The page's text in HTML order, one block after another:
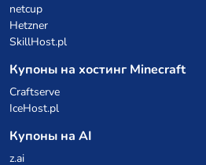
netcup
Hetzner
SkillHost.pl
Купоны на хостинг Minecraft
Craftserve
IceHost.pl
Купоны на AI
z.ai